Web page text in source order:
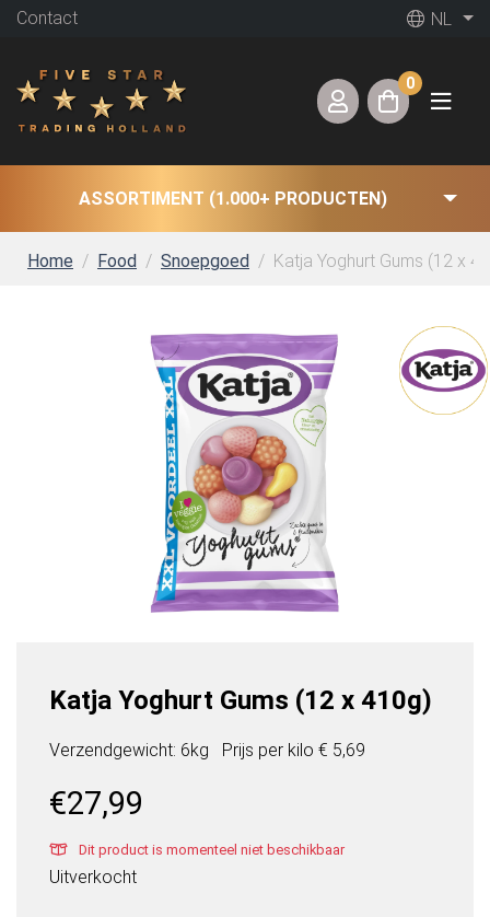
Contact NL
0
ASSORTIMENT (1.000+ PRODUCTEN)
Home Food Snoepgoed Katja Yoghurt Gums (12 x
Katja Yoghurt Gums (12 x 410g)
Verzendgewicht: 6kg Prijs per kilo € 5,69
€27,99
Dit product is momenteel niet beschikbaar
Uitverkocht